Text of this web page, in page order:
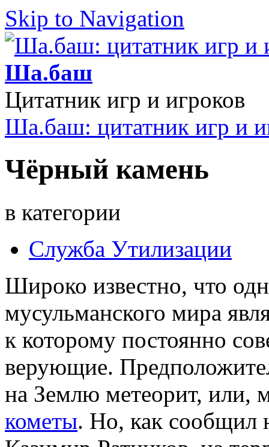
Skip to Navigation
Ша.баш
Цитатник игр и игроков
Ша.баш: цитатник игр и
Чёрный камень
в категории
Служба Утилизации
Широко известно, что
мусульманского мира
к которому постоянно
верующие.
на Землю метеорит, или,
кометы. Но, как сообщил